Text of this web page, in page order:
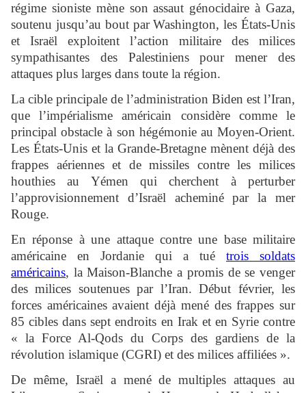
régime sioniste mène son assaut génocidaire à Gaza,
soutenu jusqu’au bout par Washington, les États-Unis
et Israël exploitent l’action militaire des milices
sympathisantes des Palestiniens pour mener des
attaques plus larges dans toute la région.
La cible principale de l’administration Biden est l’Iran,
que l’impérialisme américain considère comme le
principal obstacle à son hégémonie au Moyen-Orient.
Les États-Unis et la Grande-Bretagne mènent déjà des
frappes aériennes et de missiles contre les milices
houthies au Yémen qui cherchent à perturber
l’approvisionnement d’Israël acheminé par la mer
Rouge.
En réponse à une attaque contre une base militaire
américaine en Jordanie qui a tué trois soldats
américains, la Maison-Blanche a promis de se venger
des milices soutenues par l’Iran. Début février, les
forces américaines avaient déjà mené des frappes sur
85 cibles dans sept endroits en Irak et en Syrie contre
« la Force Al-Qods du Corps des gardiens de la
révolution islamique (CGRI) et des milices affiliées ».
De même, Israël a mené de multiples attaques au